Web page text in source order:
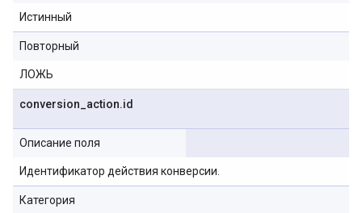
Истинный
Повторный
ЛОЖЬ
conversion action.id
Описание поля
Идентификатор действия конверсии.
Категория